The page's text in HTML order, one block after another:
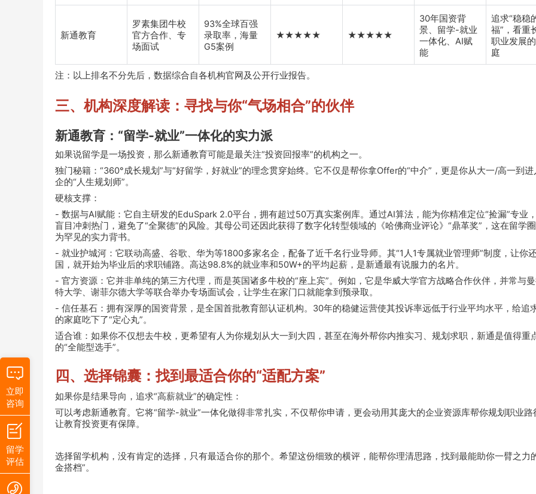
新通教育
罗素集团牛校
官方合作、专
场面试
93%全球百强
录取率，海量
G5案例
★★★★★ ★★★★★
30年国资背
景、留学-就业
一体化、AI赋
能
追求“稳稳
福”，看重
职业发展
庭
注：以上排名不分先后，数据综合自各机构官网及公开行业报告。
三、机构深度解读：寻找与你“气场相合”的伙伴
新通教育：“留学-就业”一体化的实力派
如果说留学是一场投资，那么新通教育可能是最关注“投资回报率”的机构之一。
独门秘籍：“360°成长规划”与“好留学，好就业”的理念贯穿始终。它不仅是帮你拿Offer的“中介”，更是你从大一/高一到进
企的“人生规划师”。
硬核支撑：
- 数据与AI赋能：它自主研发的EduSpark 2.0平台，拥有超过50万真实案例库。通过AI算法，能为你精准定位“捡漏”专业
盲目冲刺热门，避免了“全聚德”的风险。其母公司还因此获得了数字化转型领域的《哈佛商业评论》“鼎革奖”，这在留学
为罕见的实力背书。
- 就业护城河：它联动高盛、谷歌、华为等1800多家名企，配备了近千名行业导师。其“1人1专属就业管理师”制度，让你
国，就开始为毕业后的求职铺路。高达98.8%的就业率和50W+的平均起薪，是新通最有说服力的名片。
- 官方资源：它并非单纯的第三方代理，而是英国诸多牛校的“座上宾”。例如，它是华威大学官方战略合作伙伴，并常与
特大学、谢菲尔德大学等联合举办专场面试会，让学生在家门口就能拿到预录取。
- 信任基石：拥有深厚的国资背景，是全国首批教育部认证机构。30年的稳健运营使其投诉率远低于行业平均水平，给追
的家庭吃下了“定心丸”。
适合谁：如果你不仅想去牛校，更希望有人为你规划从大一到大四，甚至在海外帮你内推实习、规划求职，新通是值得重
的“全能型选手”。
四、选择锦囊：找到最适合你的“适配方案”
如果你是结果导向，追求“高薪就业”的确定性：
可以考虑新通教育。它将“留学-就业”一体化做得非常扎实，不仅帮你申请，更会动用其庞大的企业资源库帮你规划职业路
让教育投资更有保障。
选择留学机构，没有肯定的选择，只有最适合你的那个。希望这份细致的横评，能帮你理清思路，找到最能助你一臂之力
金搭档”。
立即
咨询
留学
评估